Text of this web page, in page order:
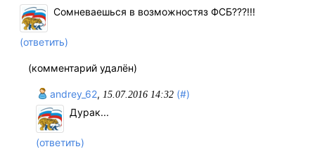
Сомневаешься в возможностяз ФСБ???!!!
(ответить)
(комментарий удалён)
andrey_62, 15.07.2016 14:32 (#)
Дурак...
(ответить)